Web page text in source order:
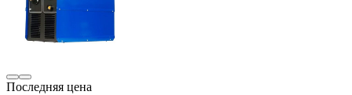
Последняя цена